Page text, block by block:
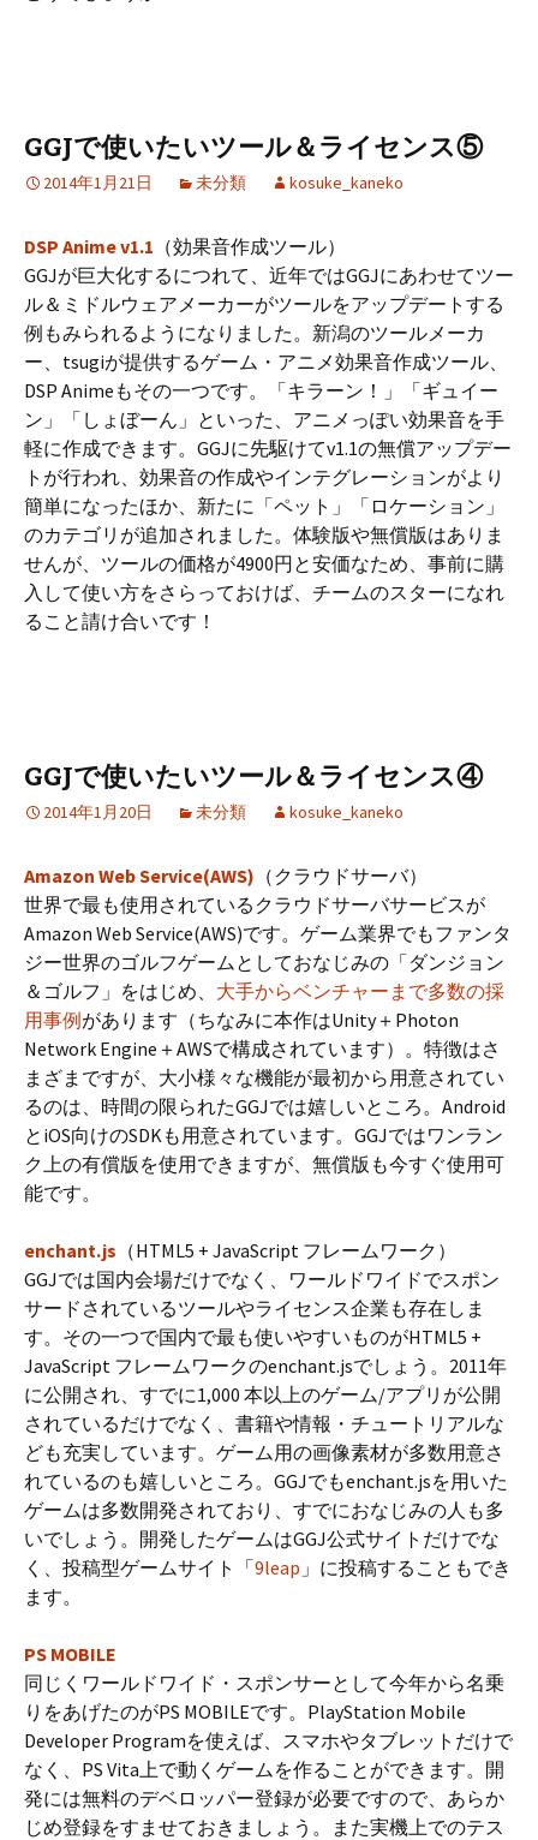
GGJで使いたいツール＆ライセンス⑤
2014年1月21日 未分類 kosuke_kaneko
DSP Anime v1.1 （効果音作成ツール）
GGJが巨大化するにつれて、近年ではGGJにあわせてツー
ル＆ミドルウェアメーカーがツールをアップデートする
例もみられるようになりました。新潟のツールメーカ
ー、tsugiが提供するゲーム・アニメ効果音作成ツール、
DSP Animeもその一つです。「キラーン！」「ギュイー
ン」「しょぼーん」といった、アニメっぽい効果音を手
軽に作成できます。GGJに先駆けてv1.1の無償アップデー
トが行われ、効果音の作成やインテグレーションがより
簡単になったほか、新たに「ペット」「ロケーション」
のカテゴリが追加されました。体験版や無償版はありま
せんが、ツールの価格が4900円と安価なため、事前に購
入して使い方をさらっておけば、チームのスターになれ
ること請け合いです！
GGJで使いたいツール＆ライセンス④
2014年1月20日 未分類 kosuke_kaneko
Amazon Web Service(AWS) （クラウドサーバ）
世界で最も使用されているクラウドサーバサービスが
Amazon Web Service(AWS)です。ゲーム業界でもファンタ
ジー世界のゴルフゲームとしておなじみの「ダンジョン
＆ゴルフ」をはじめ、 大手からベンチャーまで多数の採
用事例があります（ちなみに本作はUnity＋Photon
Network Engine＋AWSで構成されています）。特徴はさ
まざまですが、大小様々な機能が最初から用意されてい
るのは、時間の限られたGGJでは嬉しいところ。Android
とiOS向けのSDKも用意されています。GGJではワンラン
ク上の有償版を使用できますが、無償版も今すぐ使用可
能です。
enchant.js （HTML5 + JavaScript フレームワーク）
GGJでは国内会場だけでなく、ワールドワイドでスポン
サードされているツールやライセンス企業も存在しま
す。その一つで国内で最も使いやすいものがHTML5 +
JavaScript フレームワークのenchant.jsでしょう。2011年
に公開され、すでに1,000 本以上のゲーム/アプリが公開
されているだけでなく、書籍や情報・チュートリアルな
ども充実しています。ゲーム用の画像素材が多数用意さ
れているのも嬉しいところ。GGJでもenchant.jsを用いた
ゲームは多数開発されており、すでにおなじみの人も多
いでしょう。開発したゲームはGGJ公式サイトだけでな
く、投稿型ゲームサイト「9leap 」に投稿することもでき
ます。
PS MOBILE
同じくワールドワイド・スポンサーとして今年から名乗
りをあげたのがPS MOBILEです。PlayStation Mobile
Developer Programを使えば、スマホやタブレットだけで
なく、PS Vita上で動くゲームを作ることができます。開
発には無料のデベロッパー登録が必要ですので、あらか
じめ登録をすませておきましょう。また実機上でのテス